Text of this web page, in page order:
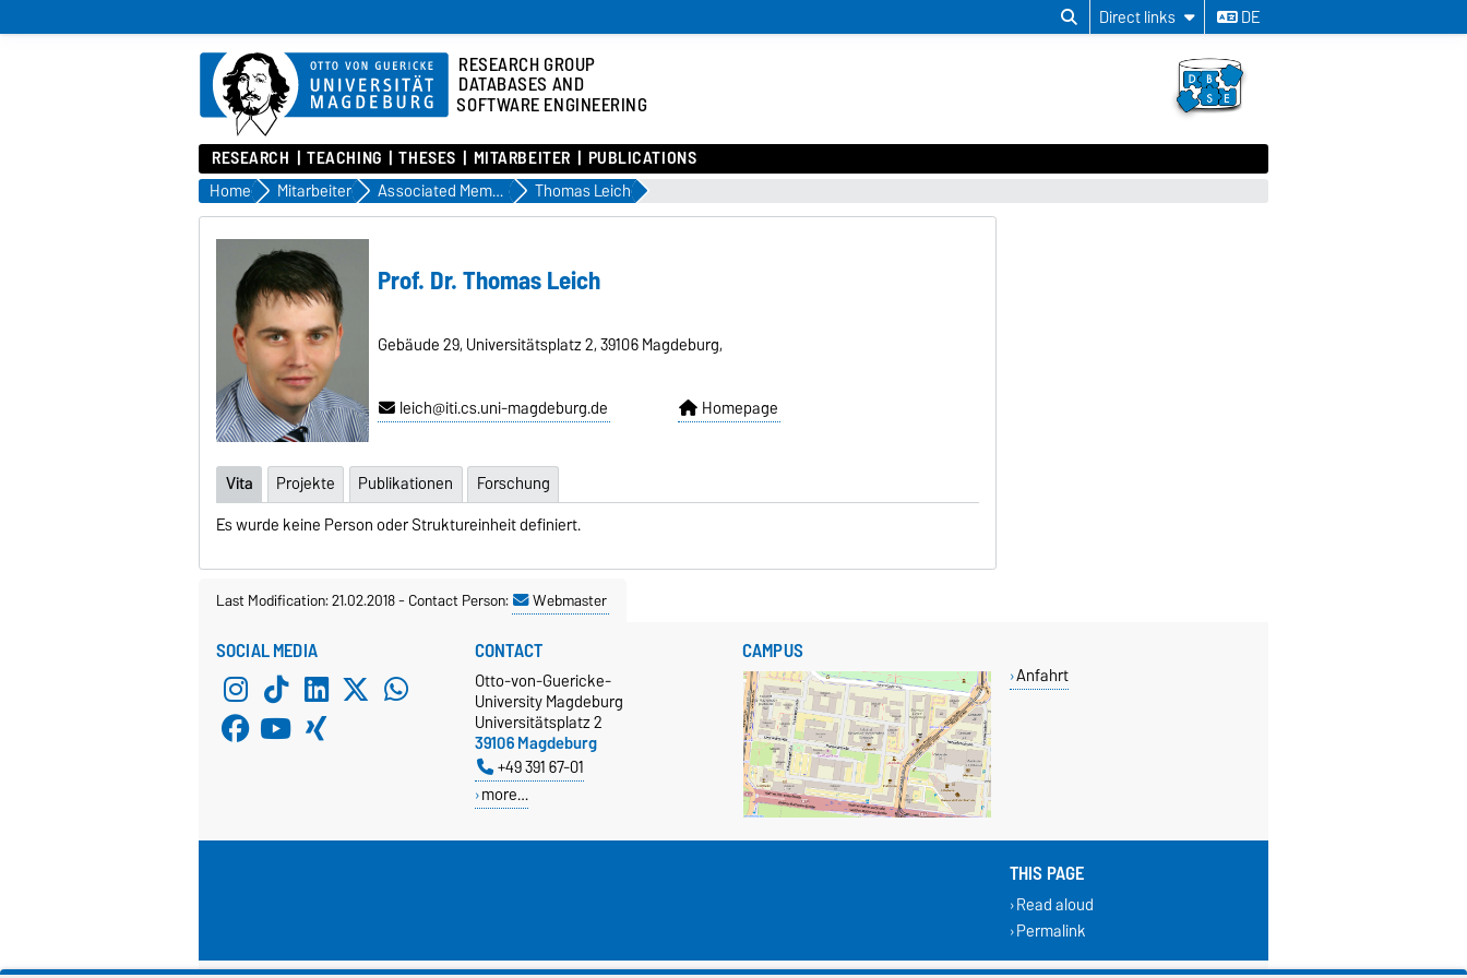
Direct links DE
RESEARCH GROUP
DATABASES AND
SOFTWARE ENGINEERING
RESEARCH TEACHING THESES MITARBEITER PUBLICATIONS
Home Mitarbeiter Associated Members Thomas Leich
Prof. Dr. Thomas Leich
Gebäude 29, Universitätsplatz 2, 39106 Magdeburg,
leich@iti.cs.uni-magdeburg.de Homepage
Vita Projekte Publikationen
Forschung
Es wurde keine Person oder Struktureinheit definiert.
Last Modification: 21.02.2018-Contact Person: Webmaster
SOCIAL MEDIA CONTACT
Otto-von-Guericke-
University Magdeburg
Universitätsplatz 2
39106 Magdeburg
+49 391 67-01
more…
CAMPUS
Anfahrt
THIS PAGE
Read aloud
Permalink